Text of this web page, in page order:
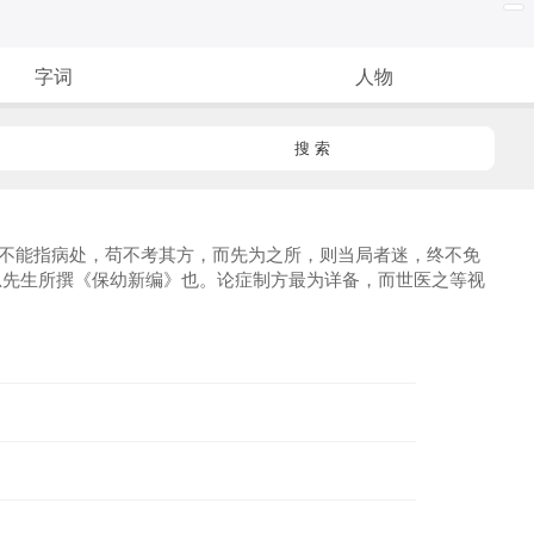
字词 人物
搜 索
能指病处，苟不考其方，而先为之所，则当局者迷，终不免
生所撰《保幼新编》也。论症制方最为详备，而世医之等视